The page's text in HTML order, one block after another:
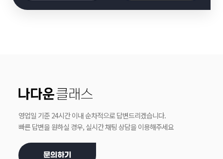
영업일 기준 24시간 이내 순차적으로 답변드리겠습니다.
빠른 답변을 원하실 경우, 실시간 채팅 상담을 이용해주세요
문의하기